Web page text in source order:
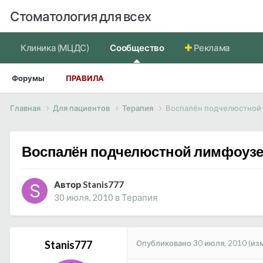
Стоматология для всех
Клиника (МЦДС) Сообщество
Форумы ПРАВИЛА
Реклама
Главная Для пациентов Терапия Воспалён
Воспалён подчелюстной
Автор Stanis777
30 июля, 2010 вТерапия
Stanis777 Опубликовано 30 июля, 2010